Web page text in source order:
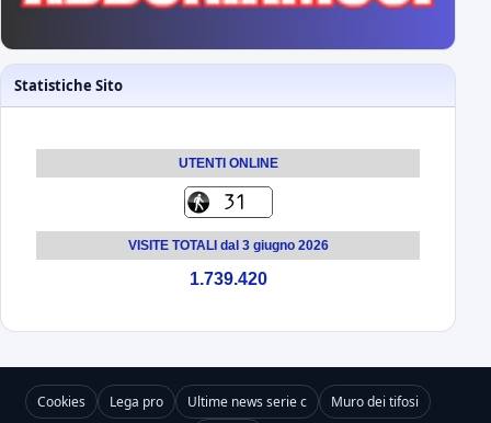
Statistiche Sito
UTENTI ONLINE
VISITE TOTALI dal 3 giugno 2026
1.739.420
Cookies Lega pro Ultime news serie c Muro dei tifosi